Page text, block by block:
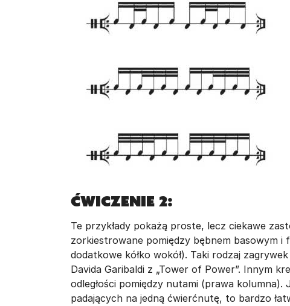
Ćwiczenie 2:
Te przykłady pokażą proste, lecz ciekawe
zorkiestrowane pomiędzy bębnem basowym
dodatkowe kółko wokół). Taki rodzaj
Davida Garibaldi z „Tower of Power”. Innym
odległości pomiędzy nutami (prawa kolumna).
padających na jedną ćwierćnutę, to bardzo